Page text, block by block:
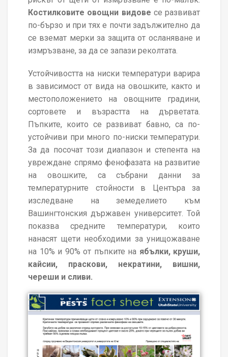
Костилковите овощни видове се развиват
по-бързо и при тях е почти задължително да
се вземат мерки за защита от осланяване и
измръзване, за да се запази реколтата.
Устойчивостта на ниски температури варира
в зависимост от вида на овошките, както и
местоположението на овощните градини,
сортовете и възрастта на дърветата.
Пъпките, които се развиват бавно, са по-
устойчиви при много по-ниски температури.
За да посочат този диапазон и степента на
увреждане спрямо фенофазата на развитие
на овошките, са събрани данни за
температурните стойности в Центъра за
изследване на земеделието към
Вашингтонския държавен университет. Той
показва средните температури, които
нанасят щети необходими за унищожаване
на 10% и 90% от пъпките на ябълки, круши,
кайсии, праскови, некратини, вишни,
череши и сливи.